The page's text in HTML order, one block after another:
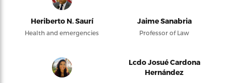
Heriberto N. Saurí
Health and emergencies
Jaime Sanabria
Professor of Law
Lcdo Josué Cardona
Hernández